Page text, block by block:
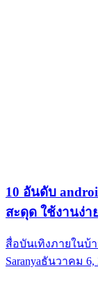
10 อันดับ
สะดุด ใช้งานง่า
สื่อบันเทิงภายในบ้
Saranyaธันวาคม 6,